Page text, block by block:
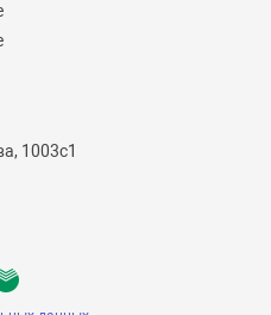
1003с1